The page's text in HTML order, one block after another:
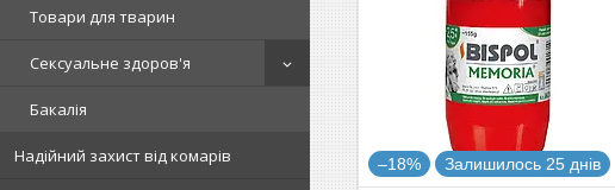
Товари для тварин
Сексуальне здоров'я
Бакалія
Надійний захист від комарів –18% Залишилось 25 днів